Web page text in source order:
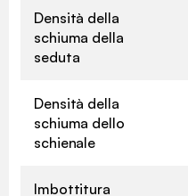
Densità della
schiuma della
seduta
Densità della
schiuma dello
schienale
Imbottitura